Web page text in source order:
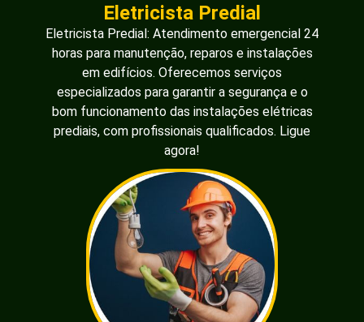
Eletricista Predial
Eletricista Predial: Atendimento emergencial 24
horas para manutenção, reparos e instalações
em edifícios. Oferecemos serviços
especializados para garantir a segurança e o
bom funcionamento das instalações elétricas
prediais, com profissionais qualificados. Ligue
agora!